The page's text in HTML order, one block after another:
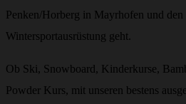
Penken/Horberg in Mayrhofen und den
Wintersportausrüstung geht.
Ob Ski, Snowboard, Kinderkurse,
Powder Kurs, mit unseren bestens